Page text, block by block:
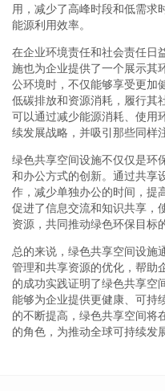
用，减少了高峰时段和低需求
能源利用效率。
在企业环境责任和社会责任日
施也为企业提供了一个展示其
公环境时，不仅能够享受更加
低碳排放和资源消耗，履行其
可以通过减少能源消耗、使用
续发展战略，并吸引那些同样
绿色共享空间设施不仅仅是环
和办公方式的创新。通过共享
作，减少单独办公的时间，提
促进了信息交流和知识共享，
资源，共同推动绿色环保目标
总的来说，绿色共享空间设施
管理和共享资源的优化，帮助
的成功实践证明了绿色共享空
能够为企业提供更健康、可持
的不断提高，绿色共享空间将
的角色，为推动全球可持续发